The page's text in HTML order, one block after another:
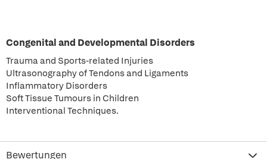
Congenital and Developmental Disorders
Trauma and Sports-related Injuries
Ultrasonography of Tendons and Ligaments
Inflammatory Disorders
Soft Tissue Tumours in Children
Interventional Techniques.
Bewertungen